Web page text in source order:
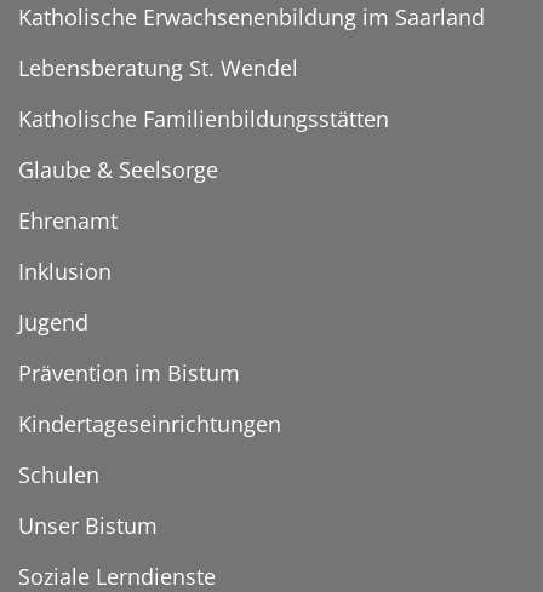
Katholische Erwachsenenbildung im Saarland
Lebensberatung St. Wendel
Katholische Familienbildungsstätten
Glaube & Seelsorge
Ehrenamt
Inklusion
Jugend
Prävention im Bistum
Kindertageseinrichtungen
Schulen
Unser Bistum
Soziale Lerndienste